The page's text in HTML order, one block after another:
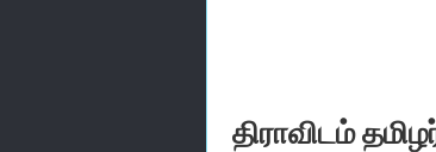
திராவிடம்